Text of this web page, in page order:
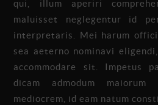
qui, illum aperiri
maluisset neglegentur id
interpretaris. Mei harum
sea aeterno nominavi
accommodare sit. Impetus
dicam admodum
mediocrem, id eam natum